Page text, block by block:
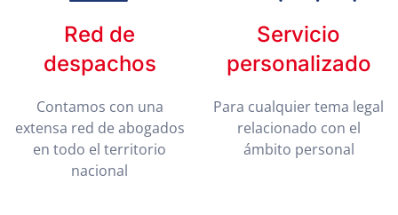
Red de
despachos
Contamos con una
extensa red de abogados
en todo el territorio
nacional
Servicio
personalizado
Para cualquier tema legal
relacionado con el
ámbito personal